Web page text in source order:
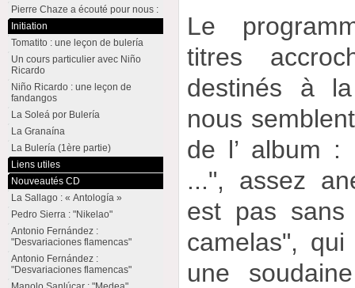
Le
titres
destinés à
nous
de l’ album :
...", assez
est pas
camelas",
une
Pierre Chaze a écouté pour nous :
Initiation
Tomatito : une leçon de bulería
Un cours particulier avec Niño
Ricardo
Niño Ricardo : une leçon de
fandangos
La Soleá por Bulería
La Granaína
La Bulería (1ère partie)
Liens utiles
Nouveautés CD
La Sallago : « Antología »
Pedro Sierra : "Nikelao"
Antonio Fernández :
"Desvariaciones flamencas"
Antonio Fernández :
"Desvariaciones flamencas"